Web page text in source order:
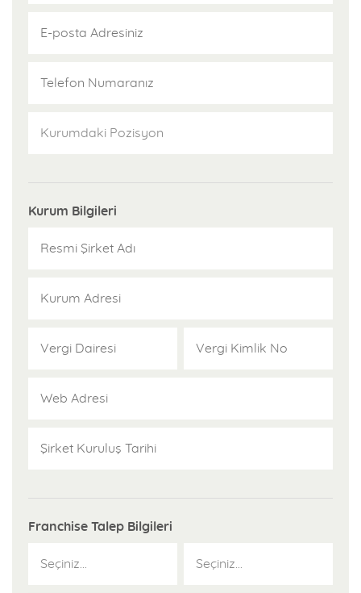
üretmektedir. Franchise şubelerine, kursiyerlere sağlanacak
Türkiye'de yapılan sınavlara yönelik hazırlık için adaylara, uzman
Kurum Bilgileri
Franchise Talep Bilgileri